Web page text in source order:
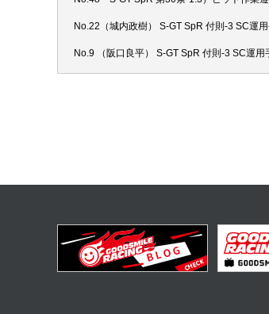
No.22（城内政樹） S-GT SpR 付則-3 SC運
No.9 （阪口良平） S-GT SpR 付則-3 SC運